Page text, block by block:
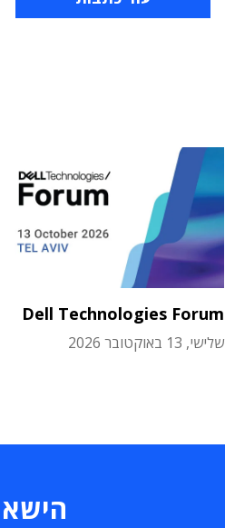
Dell Technologies Forum
שלישי, 13 באוקטובר 2026